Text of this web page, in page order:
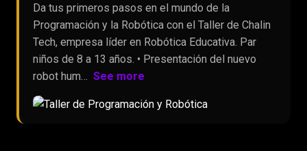
Da tus primeros pasos en el mundo de la
Programación y la Robótica con el Taller de Chalin
Tech, empresa líder en Robótica Educativa. Par
niños de 8 a 13 años. •⁠ ⁠Presentación del nuevo
robot hum… See more